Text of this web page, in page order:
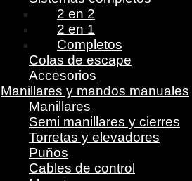
2 en 2
2 en 1
Completos
Colas de escape
Accesorios
Manillares y mandos manuales
Manillares
Semi manillares y cierres
Torretas y elevadores
Puños
Cables de control